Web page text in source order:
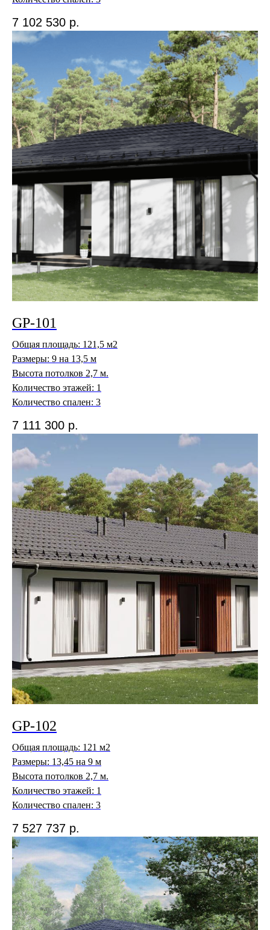
7 102 530 р.
GP-101
Общая площадь: 121,5 м2
Размеры: 9 на 13,5 м
Высота потолков 2,7 м.
Количество этажей: 1
Количество спален: 3
7 111 300 р.
GP-102
Общая площадь: 121 м2
Размеры: 13,45 на 9 м
Высота потолков 2,7 м.
Количество этажей: 1
Количество спален: 3
7 527 737 р.
+7 (812) 915-52-50
Согласие на обработку персональных данных
©2026. GP Development, все права защищены.
*Информация, размещённая на данном сайте, носит
исключительно ознакомительный характер и не является
публичной офертой в соответствии с положениями статьи
437, пункт 2 Гражданского кодекса РФ. Стоимость услуг
и условий может отличаться от указанных на сайте. Для
получения актуальной информации о ценах, акциях
и специальных предложениях, пожалуйста, обращайтесь
в отдел продаж.
КОММЕРЧЕСКИЕ ПРЕДЛОЖЕНИЯ:
Подписывайтесь на
наш Telegram-канал
и будьте в курсе новостей
Подписаться